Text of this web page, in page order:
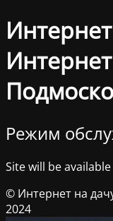
Режим
Site will be
© Интернет на
2024